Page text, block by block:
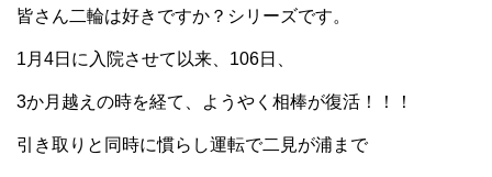
皆さん二輪は好きですか？シリーズです。
1月4日に入院させて以来、106日、
3か月越えの時を経て、ようやく相棒が復活！！！
引き取りと同時に慣らし運転で二見が浦まで